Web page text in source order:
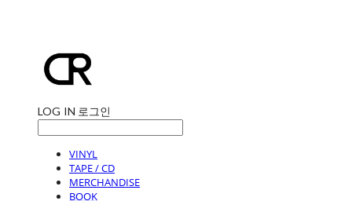
LOG IN 로그인
VINYL
TAPE / CD
MERCHANDISE
BOOK